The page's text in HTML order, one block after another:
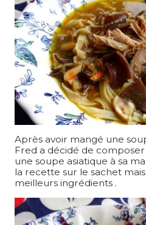
Après avoir mangé une
Fred a décidé de
une soupe asiatique à sa
la recette sur le sachet
meilleurs ingrédients .